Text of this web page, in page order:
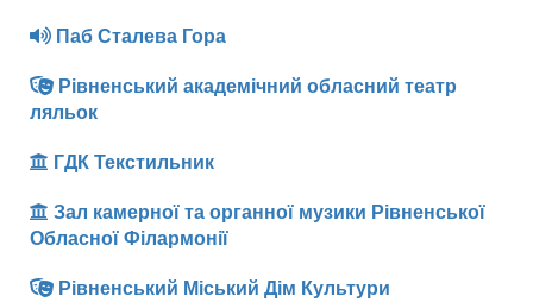
Паб Сталева Гора
Рівненський академічний обласний театр
ляльок
ГДК Текстильник
Зал камерної та органної музики Рівненської
Обласної Філармонії
Рівненський Міський Дім Культури